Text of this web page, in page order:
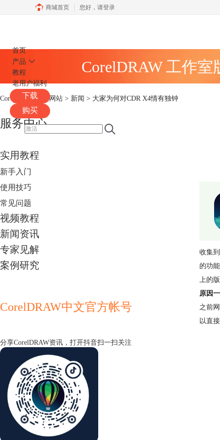
商城首页 您好， 请登录
首页
产品
教程
老用户福利
下载
购买
CorelDRAW 工作
CorelDRAW中文网站 > 新闻 > 大家为何对CDR X4情有独钟
服务中心
实用教程
新手入门
使用技巧
常见问题
视频教程
新闻资讯
专家见解
案例研究
CorelDRAW中文官方帐号
分享CorelDRAW资讯，打开抖音扫一扫关注
收集
的功
上的
原因
之前
以直